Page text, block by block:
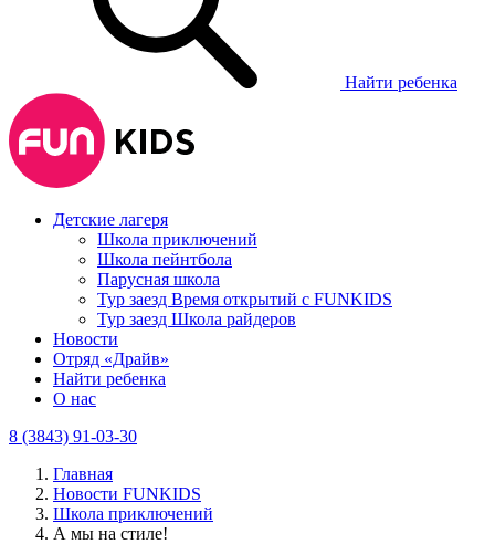
Найти ребенка
Детские лагеря
Школа приключений
Школа пейнтбола
Парусная школа
Тур заезд Время открытий с FUNKIDS
Тур заезд Школа райдеров
Новости
Отряд «Драйв»
Найти ребенка
О нас
8 (3843) 91-03-30
Главная
Новости FUNKIDS
Школа приключений
А мы на стиле!